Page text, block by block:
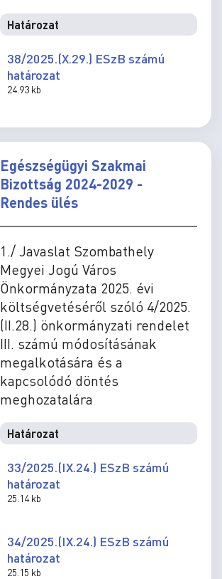
Határozat
38/2025.(X.29.) ESzB számú
határozat
24.93 kb
Egészségügyi Szakmai
Bizottság 2024-2029 -
Rendes ülés
1./ Javaslat Szombathely
Megyei Jogú Város
Önkormányzata 2025. évi
költségvetéséről szóló 4/2025.
(II.28.) önkormányzati rendelet
III. számú módosításának
megalkotására és a
kapcsolódó döntés
meghozatalára
Határozat
33/2025.(IX.24.) ESzB számú
határozat
25.14 kb
34/2025.(IX.24.) ESzB számú
határozat
25.15 kb